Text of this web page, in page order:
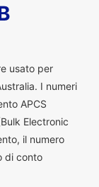
usato per
I numeri
APCS
Electronic
il numero
di conto